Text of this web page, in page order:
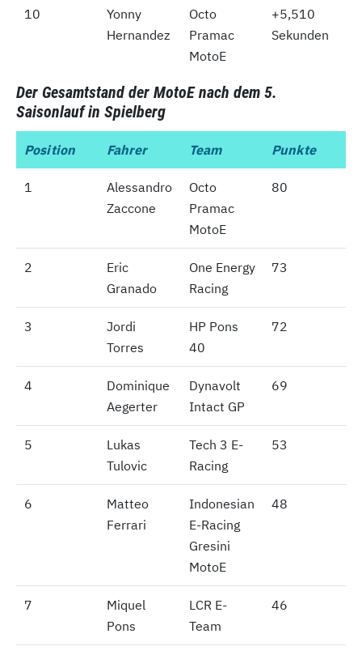
10
Yonny
Hernandez
Octo
Pramac
MotoE
+5,510
Sekunden
10
Der Gesamtstand der MotoE nach dem 5.
Saisonlauf in Spielberg
Position Fahrer Team Punkte
1
Alessandro
Zaccone
Octo
Pramac
MotoE
80
2
Eric
Granado
One Energy
Racing
73
3
Jordi
Torres
HP Pons
40
72
4
Dominique
Aegerter
Dynavolt
Intact GP
69
5
Lukas
Tulovic
Tech 3 E-
Racing
53
6
Matteo
Ferrari
Indonesian
E-Racing
Gresini
MotoE
48
7
Miquel
Pons
LCR E-
Team
46
Position
1
2
3
4
5
6
7